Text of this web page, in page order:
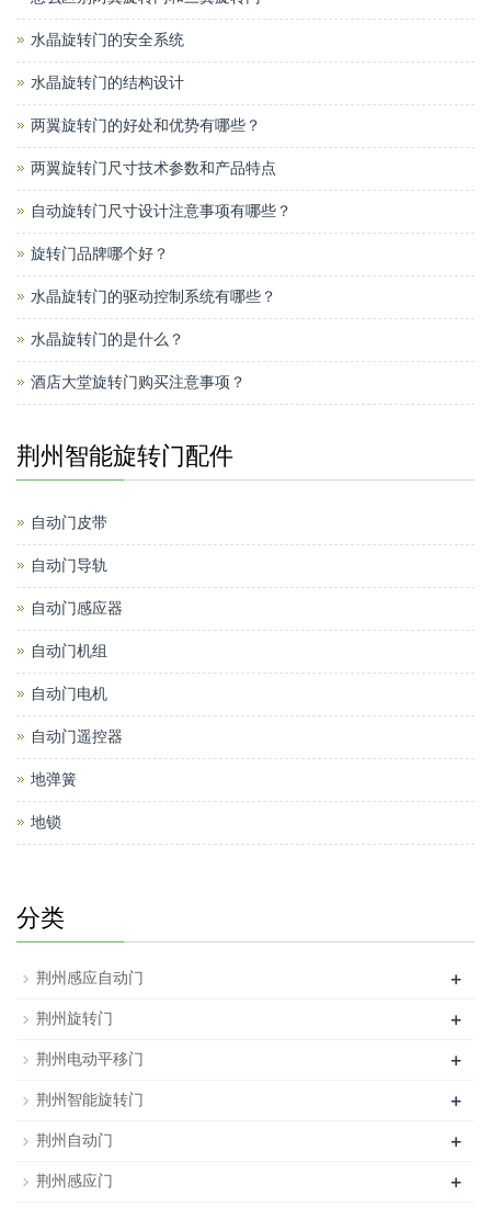
水晶旋转门的安全系统
水晶旋转门的结构设计
两翼旋转门的好处和优势有哪些？
两翼旋转门尺寸技术参数和产品特点
自动旋转门尺寸设计注意事项有哪些？
旋转门品牌哪个好？
水晶旋转门的驱动控制系统有哪些？
水晶旋转门的是什么？
酒店大堂旋转门购买注意事项？
荆州智能旋转门配件
自动门皮带
自动门导轨
自动门感应器
自动门机组
自动门电机
自动门遥控器
地弹簧
地锁
分类
荆州感应自动门 +
荆州旋转门 +
荆州电动平移门 +
荆州智能旋转门 +
荆州自动门 +
荆州感应门 +